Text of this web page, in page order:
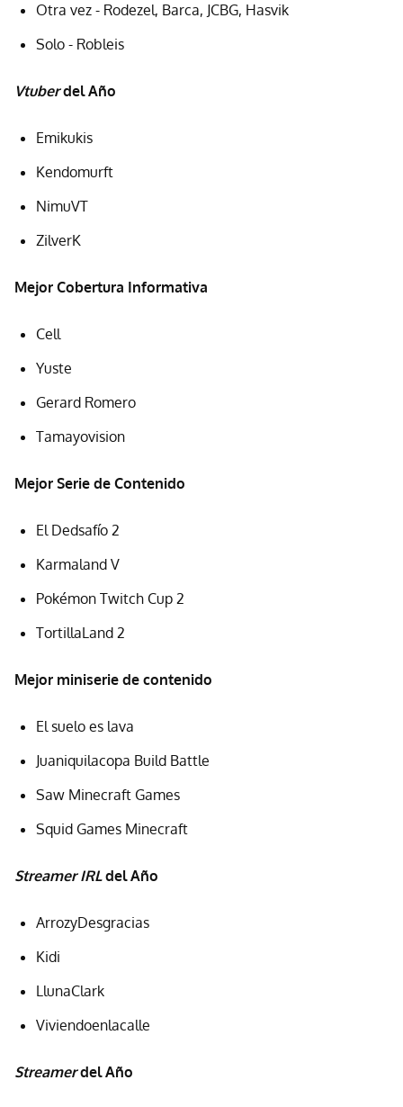
Otra vez - Rodezel, Barca, JCBG, Hasvik
Solo - Robleis
Vtuberdel Año
Emikukis
Kendomurft
NimuVT
ZilverK
Mejor Cobertura Informativa
Cell
Yuste
Gerard Romero
Tamayovision
Mejor Serie de Contenido
El Dedsafío 2
Karmaland V
Pokémon Twitch Cup 2
TortillaLand 2
Mejor miniserie de contenido
El suelo es lava
Juaniquilacopa Build Battle
Saw Minecraft Games
Squid Games Minecraft
Streamer IRLdel Año
ArrozyDesgracias
Kidi
LlunaClark
Viviendoenlacalle
Streamerdel Año